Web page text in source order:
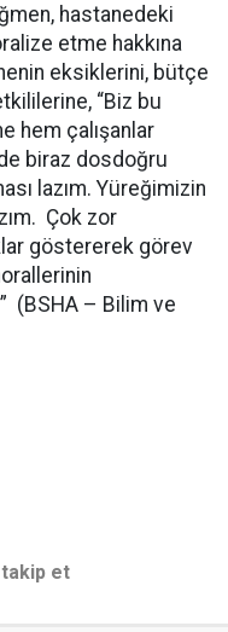
hastanedeki
etme hakkına
eksiklerini, bütçe
“Biz bu
hem çalışanlar
biraz dosdoğru
lazım. Yüreğimizin
Çok zor
göstererek görev
(BSHA – Bilim ve
et